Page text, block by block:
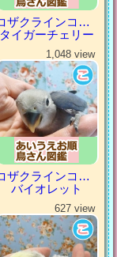
コザクラインコ（小桜インコ）
タイガーチェリー
1,048 view
コザクラインコ（小桜インコ）
バイオレット
627 view